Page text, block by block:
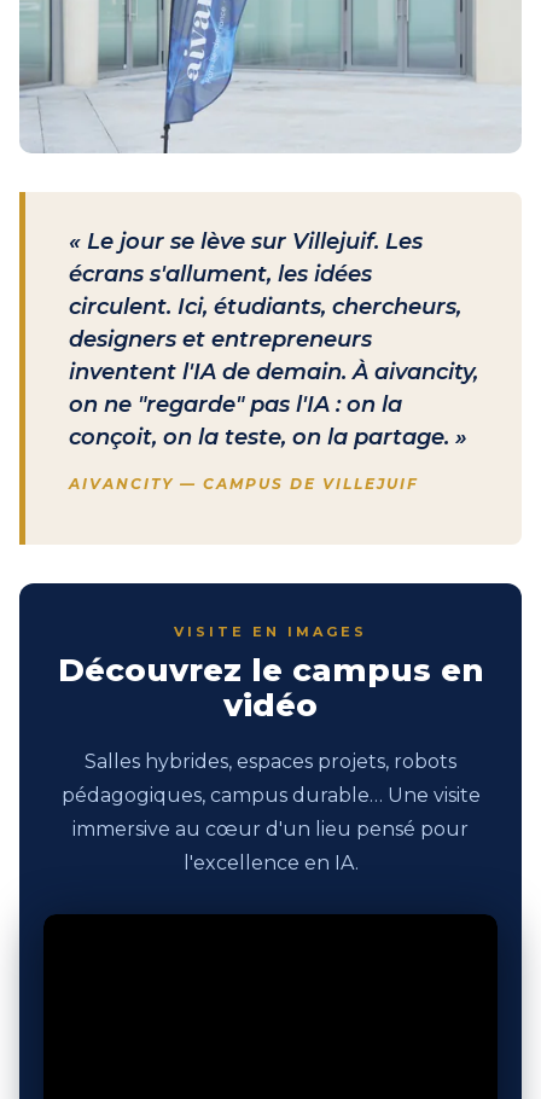
« Le jour se lève sur Villejuif. Les
écrans s'allument, les idées
circulent. Ici, étudiants, chercheurs,
designers et entrepreneurs
inventent l'IA de demain. À aivancity,
on ne "regarde" pas l'IA : on la
conçoit, on la teste, on la partage. »
AIVANCITY — CAMPUS DE VILLEJUIF
VISITE EN IMAGES
Découvrez le campus en
vidéo
Salles hybrides, espaces projets, robots
pédagogiques, campus durable… Une visite
immersive au cœur d'un lieu pensé pour
l'excellence en IA.